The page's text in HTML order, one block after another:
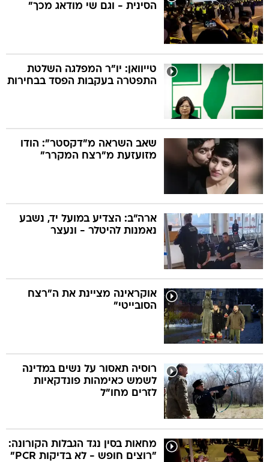
הסינית - וגם שי מודאג מכך"
טייוואן: יו"ר המפלגה השלטת
התפטרה בעקבות הפסד בבחירות
שאב השראה מ"דקסטר": הודו
מזועזעת מ"רצח המקרר"
ארה"ב: הצדיע במועל יד, נשבע
נאמנות להיטלר - ונעצר
אוקראינה מציינת את ה"רצח
הסובייטי"
רוסיה תאסור על נשים במדינה
לשמש כאימהות פונדקאיות
לזרים מחו"ל
מחאות בסין נגד הגבלות הקורונה:
"רוצים חופש - לא בדיקות PCR"